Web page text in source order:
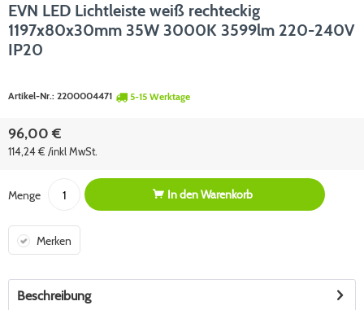
EVN LED Lichtleiste weiß rechteckig
1197x80x30mm 35W 3000K 3599lm 220-240V
IP20
Artikel-Nr.: 2200004471 5-15 Werktage
96,00 €
114,24 € /inkl MwSt.
Menge In denWarenkorb
Merken
Beschreibung